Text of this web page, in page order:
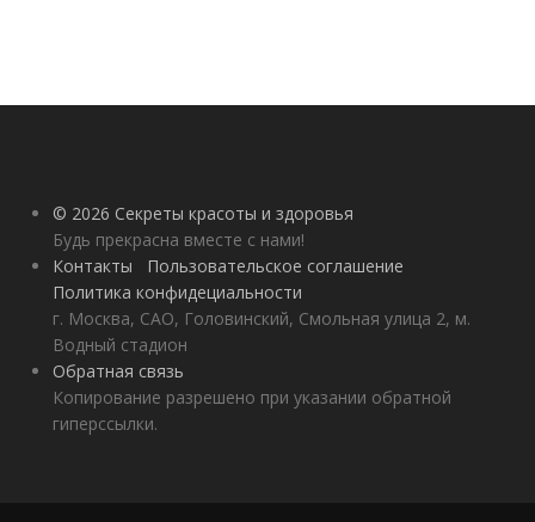
© 2026 Секреты красоты и здоровья
Будь прекрасна вместе с нами!
Контакты
Пользовательское соглашение
Политика конфидециальности
г. Москва, САО, Головинский, Смольная улица 2, м.
Водный стадион
Обратная связь
Копирование разрешено при указании обратной
гиперссылки.